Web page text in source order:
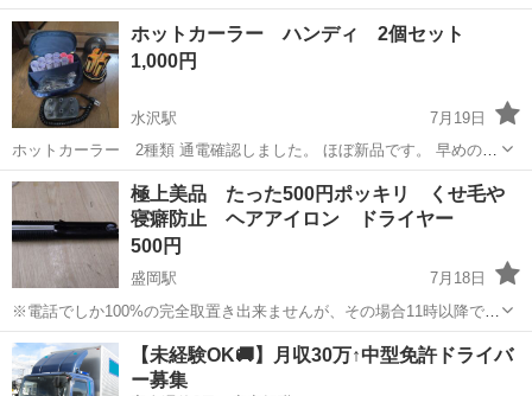
代～50代の男女大活躍中★日払い制度あり！マイカー通勤OK＆無料駐
車場完備！食堂利用可★交通費支給◎《福島県田村市》 人気の工場の
お仕事 ◇救命胴衣などのミ...
福島 田村市 その他
ホットカーラー ハンディ 2個セット
1,000円
水沢駅
7月19日
ホットカーラー 2種類 通電確認しました。 ほぼ新品です。 早めのお
取り引きをお願いしたいです。 これぐらいの値段なら購入したいなぁ
と言う購入希望の方がいらしたらコメントください。対応したいと思
います。
岩手 奥州市 水沢駅 美容家電
極上美品 たった500円ポッキリ くせ毛や
寝癖防止 ヘアアイロン ドライヤー
500円
盛岡駅
7月18日
※電話でしか100%の完全取置き出来ませんが、その場合11時以降でお
願い致します。 (お問い合わせ欄からの完全取置きはできません) ※こ
ちら逃げも隠れも出来ない店舗型のジモティーお取り引きなので個人
間のお取り引きより...
岩手 盛岡市 盛岡駅 美容家電
【未経験OK🚚】月収30万↑中型免許ドライバ
ー募集